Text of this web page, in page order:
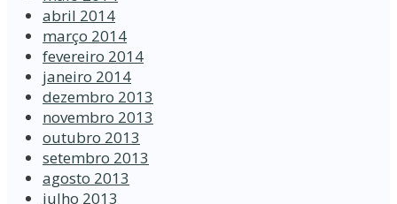
abril 2014
março 2014
fevereiro 2014
janeiro 2014
dezembro 2013
novembro 2013
outubro 2013
setembro 2013
agosto 2013
julho 2013